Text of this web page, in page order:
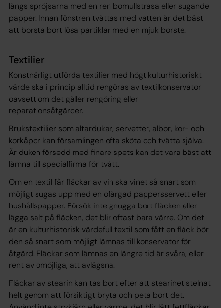
längs spröjsarna med en ren bomullstrasa eller sugande
papper. Innan fönstren tvättas med vatten är det bäst
att borsta bort lösa partiklar med en mjuk borste.
Textilier
Konstnärligt utförda textilier med högt kulturhistoriskt
värde ska i princip alltid rengöras av textilkonservator
oavsett om det gäller rengöring eller
reparationsåtgärder.
Brukstextilier som altardukar, servetter, albor, kor- och
korkåpor kan församlingen ofta sköta och tvätta själva.
Är duken försedd med finare spets kan det vara bäst att
lämna till specialfirma för tvätt.
Om en textil får fläckar av vin ska vinet så snart som
möjligt sugas upp med en ofärgad pappersservett eller
hushållspapper. Försök inte gnugga bort fläcken eller
lägga salt på fläcken, det blir oftast bara värre. Om det
är en kulturhistorisk värdefull textil som fått en fläck bör
den så snart som möjligt lämnas till konservator för
åtgärd. Fläckar som lämnas en längre tid är svåra, eller
rent av omöjliga, att avlägsna.
Fläckar av stearin kan tas bort efter att stearinet stelnat
helt genom att försiktigt bryta och peta bort det.